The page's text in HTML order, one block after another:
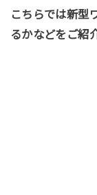
こちらでは新型
るかなどをご紹